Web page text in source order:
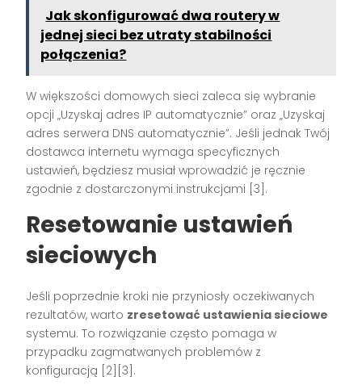
Jak skonfigurować dwa routery w
jednej sieci bez utraty stabilności
połączenia?
W większości domowych sieci zaleca się wybranie
opcji „Uzyskaj adres IP automatycznie” oraz „Uzyskaj
adres serwera DNS automatycznie”. Jeśli jednak Twój
dostawca internetu wymaga specyficznych
ustawień, będziesz musiał wprowadzić je ręcznie
zgodnie z dostarczonymi instrukcjami [3].
Resetowanie ustawień
sieciowych
Jeśli poprzednie kroki nie przyniosły oczekiwanych
rezultatów, warto zresetować ustawienia sieciowe
systemu. To rozwiązanie często pomaga w
przypadku zagmatwanych problemów z
konfiguracją [2][3].